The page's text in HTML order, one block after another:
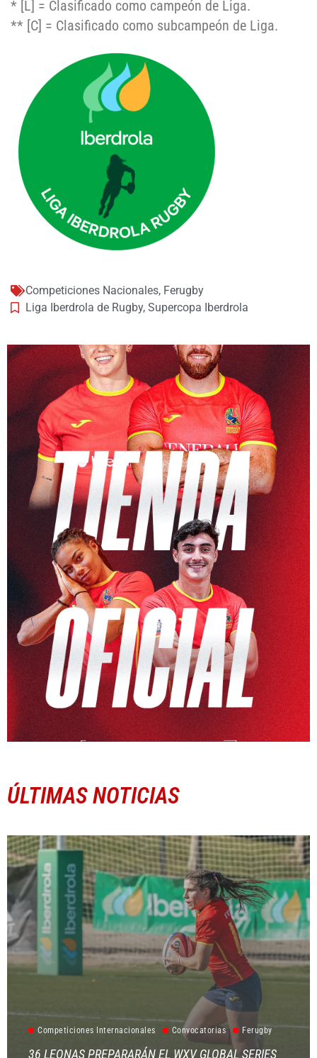
* [L] = Clasificado como campeón de Liga.
** [C] = Clasificado como subcampeón de Liga.
Competiciones Nacionales, Ferugby
Liga Iberdrola de Rugby, Supercopa Iberdrola
ÚLTIMAS NOTICIAS
Competiciones Internacionales Convocatorias Ferugby
36 LEONAS PREPARARÁN EL WXV GLOBAL SERIES